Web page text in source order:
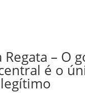
Regata – O
é o